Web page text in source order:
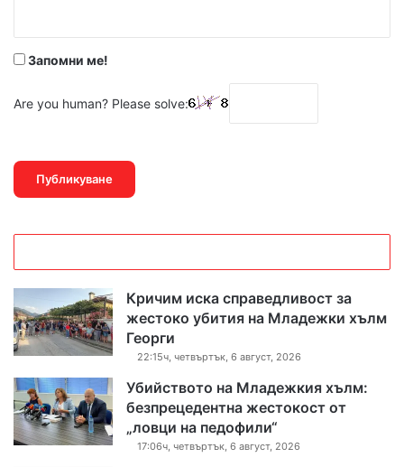
Запомни ме!
Are you human? Please solve:
Кричим иска справедливост за
жестоко убития на Младежки хълм
Георги
22:15ч, четвъртък, 6 август, 2026
Убийството на Младежкия хълм:
безпрецедентна жестокост от
„ловци на педофили“
17:06ч, четвъртък, 6 август, 2026